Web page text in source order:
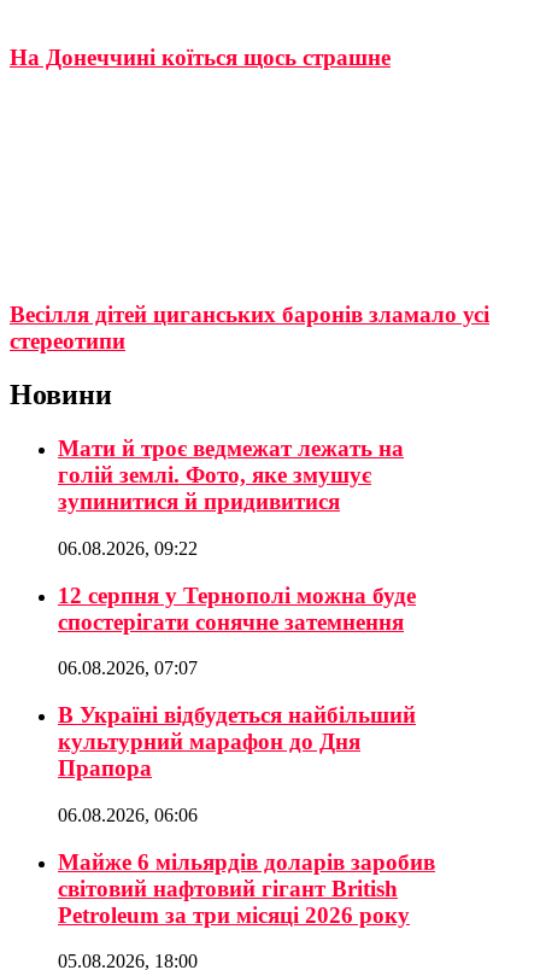
На Донеччині коїться щось страшне
Весілля дітей циганських баронів зламало усі
стереотипи
Новини
Мати й троє ведмежат лежать на
голій землі. Фото, яке змушує
зупинитися й придивитися
06.08.2026, 09:22
12 серпня у Тернополі можна буде
спостерігати сонячне затемнення
06.08.2026, 07:07
В Україні відбудеться найбільший
культурний марафон до Дня
Прапора
06.08.2026, 06:06
Майже 6 мільярдів доларів заробив
світовий нафтовий гігант British
Petroleum за три місяці 2026 року
05.08.2026, 18:00